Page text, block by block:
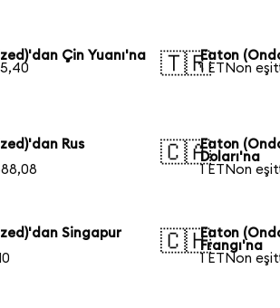
Çin Yuanı'na
🇹🇷Eaton
1 ETNon
Rus
🇨🇦Eaton
Doları'na
1 ETNon
Singapur
🇨🇭Eaton
Frangı'na
1 ETNon